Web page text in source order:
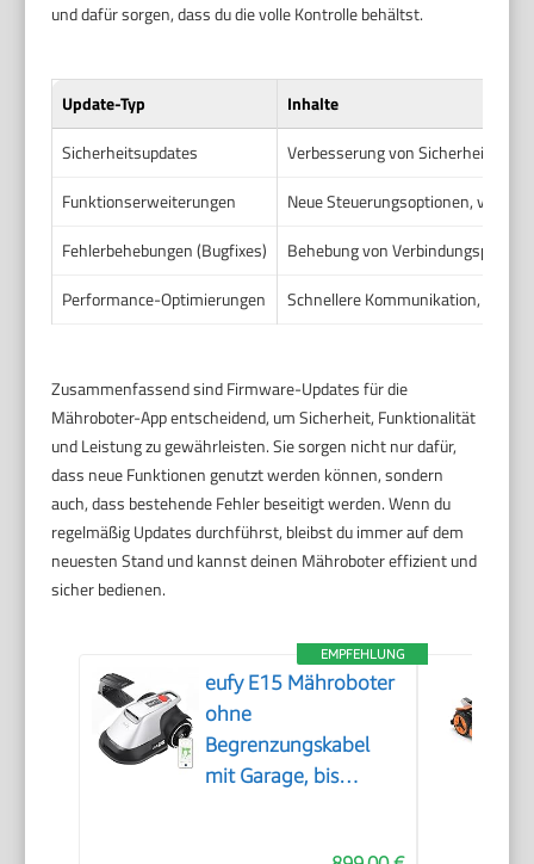
und dafür sorgen, dass du die volle Kontrolle behältst.
Update-Typ
Inhalte
Sicherheitsupdates
Verbesserung von
Funktionserweiterungen
Neue Steuerungsoptionen,
Fehlerbehebungen (Bugfixes)
Behebung von
Performance-Optimierungen
Schnellere Kommunikation,
Zusammenfassend sind Firmware-Updates für die
Mähroboter-App entscheidend, um Sicherheit, Funktionalität
und Leistung zu gewährleisten. Sie sorgen nicht nur dafür,
dass neue Funktionen genutzt werden können, sondern
auch, dass bestehende Fehler beseitigt werden. Wenn du
regelmäßig Updates durchführst, bleibst du immer auf dem
neuesten Stand und kannst deinen Mähroboter effizient und
sicher bedienen.
EMPFEHLUNG
eufy E15 Mähroboter
ohne
Begrenzungskabel
mit Garage, bis